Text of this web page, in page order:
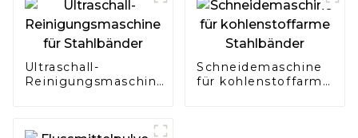
Ultraschall-
Reinigungsmaschine
Schneidemaschine
für kohlenstoffarme